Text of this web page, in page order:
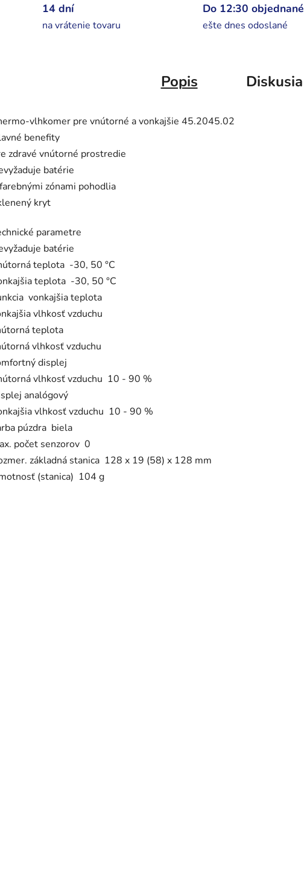
14 dní
na vrátenie tovaru
Do 12:30 objednané
ešte dnes odoslané
Popis Diskusia
vlhkomer pre vnútorné a vonkajšie 45.2045.02
benefity
zdravé vnútorné prostredie
batérie
zónami pohodlia
kryt
parametre
batérie
teplota -30, 50 °C
teplota -30, 50 °C
vonkajšia teplota
vlhkosť vzduchu
teplota
vlhkosť vzduchu
displej
vlhkosť vzduchu 10 - 90 %
analógový
vlhkosť vzduchu 10 - 90 %
púzdra biela
počet senzorov 0
základná stanica 128 x 19 (58) x 128 mm
(stanica) 104 g